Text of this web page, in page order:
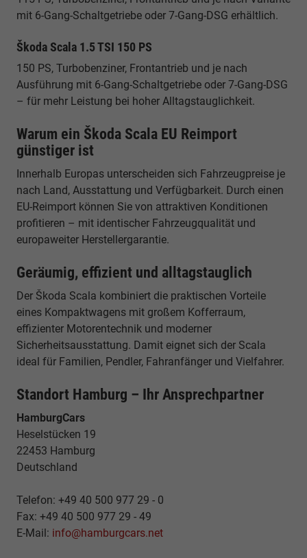
mit 6-Gang-Schaltgetriebe oder 7-Gang-DSG erhältlich.
Škoda Scala 1.5 TSI 150 PS
150 PS, Turbobenziner, Frontantrieb und je nach
Ausführung mit 6-Gang-Schaltgetriebe oder 7-Gang-DSG
– für mehr Leistung bei hoher Alltagstauglichkeit.
Warum ein Škoda Scala EU Reimport
günstiger ist
Innerhalb Europas unterscheiden sich Fahrzeugpreise je
nach Land, Ausstattung und Verfügbarkeit. Durch einen
EU-Reimport können Sie von attraktiven Konditionen
profitieren – mit identischer Fahrzeugqualität und
europaweiter Herstellergarantie.
Geräumig, effizient und alltagstauglich
Der Škoda Scala kombiniert die praktischen Vorteile
eines Kompaktwagens mit großem Kofferraum,
effizienter Motorentechnik und moderner
Sicherheitsausstattung. Damit eignet sich der Scala
ideal für Familien, Pendler, Fahranfänger und Vielfahrer.
Standort Hamburg – Ihr Ansprechpartner
HamburgCars
Heselstücken 19
22453 Hamburg
Deutschland
Telefon: +49 40 500 977 29 - 0
Fax: +49 40 500 977 29 - 49
E-Mail: info@hamburgcars.net